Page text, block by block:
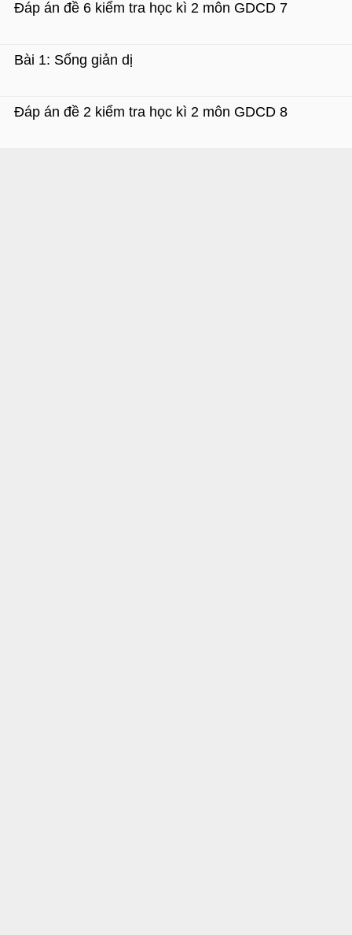
Đáp án đề 6 kiểm tra học kì 2 môn GDCD 7
Bài 1: Sống giản dị
Đáp án đề 2 kiểm tra học kì 2 môn GDCD 8